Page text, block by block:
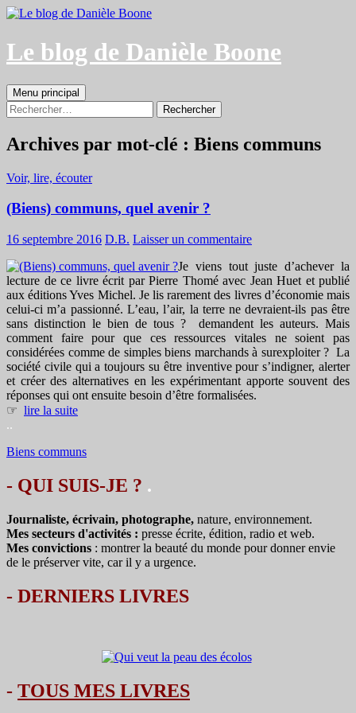
Aller
contenu
Le blog de Danièle Boone
Recherche
Menu principal
Rechercher :
Archives par mot-clé : Biens communs
Voir, lire, écouter
(Biens) communs, quel avenir ?
16 septembre 2016 D.B. Laisser un commentaire
Je viens tout juste d’achever la
lecture de ce livre écrit par Pierre Thomé avec Jean Huet et publié
aux éditions Yves Michel. Je lis rarement des livres d’économie mais
celui-ci m’a passionné. L’eau, l’air, la terre ne devraient-ils pas être
sans distinction le bien de tous ? demandent les auteurs. Mais
comment faire pour que ces ressources vitales ne soient pas
considérées comme de simples biens marchands à surexploiter ? La
société civile qui a toujours su être inventive pour s’indigner, alerter
et créer des alternatives en les expérimentant apporte souvent des
réponses qui ont ensuite besoin d’être formalisées.
☞ lire la suite
..
Biens communs
- QUI SUIS-JE ? .
Journaliste, écrivain, photographe, nature, environnement.
Mes secteurs d'activités : presse écrite, édition, radio et web.
Mes convictions : montrer la beauté du monde pour donner envie
de le préserver vite, car il y a urgence.
- DERNIERS LIVRES
- TOUS MES LIVRES